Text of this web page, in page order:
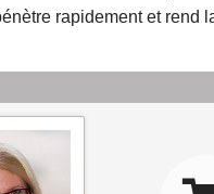
rapidement et rend